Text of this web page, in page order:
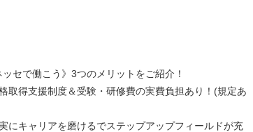
ッセで働こう》3つのメリットをご紹介！
取得支援制度＆受験・研修費の実費負担あり！(規定あ
にキャリアを磨けるでステップアップフィールドが充